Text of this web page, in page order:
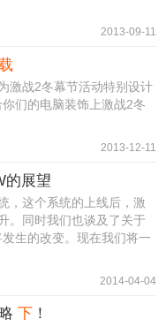
2013-09-11
激战2冬幕节活动特别设计
们的电脑装饰上激战2冬
2013-12-11
的展望
，这个系统的上线后，激
。同时我们也谈及了关于
生的改变。现在我们将一
2014-04-04
下 ！